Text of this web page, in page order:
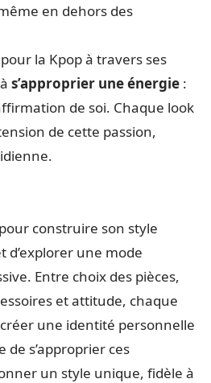
en dehors des
la Kpop à travers ses
s’approprier une énergie :
de soi. Chaque look
de cette passion,
construire son style
une mode
Entre choix des pièces,
et attitude, chaque
une identité personnelle
de s’approprier ces
un style unique, fidèle à